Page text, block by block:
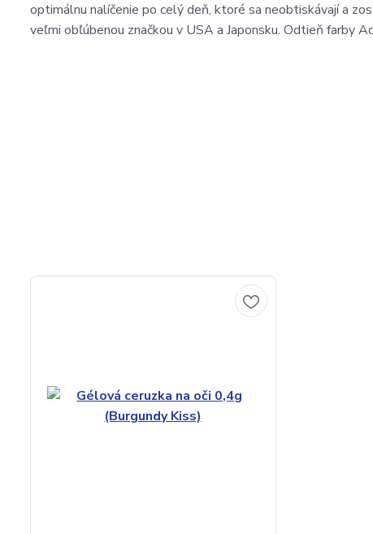
optimálnu nalíčenie po celý deň, ktoré sa neobtiskávají a
veľmi obľúbenou značkou v USA a Japonsku. Odtieň farby